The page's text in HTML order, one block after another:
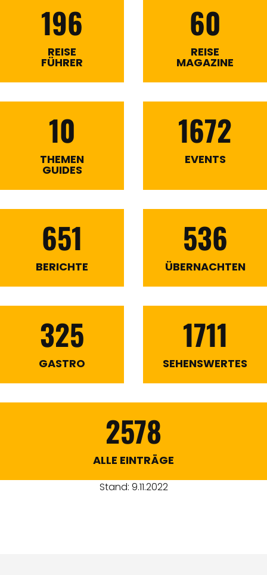
196
REISE
FÜHRER
60
REISE
MAGAZINE
10
THEMEN
GUIDES
1672
EVENTS
651
BERICHTE
536
ÜBERNACHTEN
325
GASTRO
1711
SEHENSWERTES
2578
ALLE EINTRÄGE
Stand: 9.11.2022